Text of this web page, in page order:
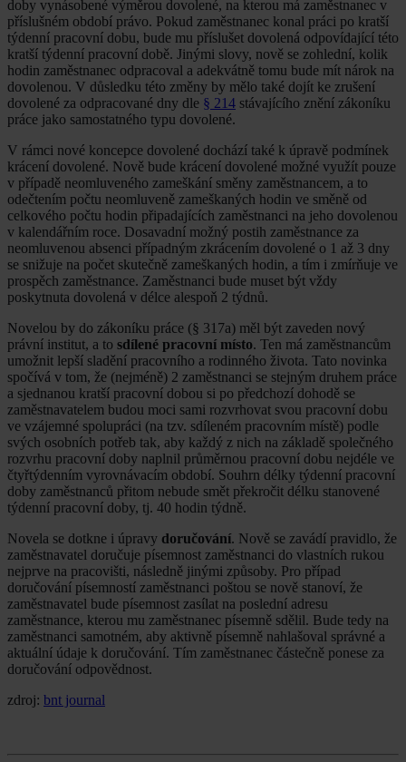
doby vynásobené výměrou dovolené, na kterou má zaměstnanec v
příslušném období právo. Pokud zaměstnanec konal práci po kratší
týdenní pracovní dobu, bude mu příslušet dovolená odpovídající této
kratší týdenní pracovní době. Jinými slovy, nově se zohlední, kolik
hodin zaměstnanec odpracoval a adekvátně tomu bude mít nárok na
dovolenou. V důsledku této změny by mělo také dojít ke zrušení
dovolené za odpracované dny dle § 214 stávajícího znění zákoníku
práce jako samostatného typu dovolené.
V rámci nové koncepce dovolené dochází také k úpravě podmínek
krácení dovolené. Nově bude krácení dovolené možné využít pouze
v případě neomluveného zameškání směny zaměstnancem, a to
odečtením počtu neomluveně zameškaných hodin ve směně od
celkového počtu hodin připadajících zaměstnanci na jeho dovolenou
v kalendářním roce. Dosavadní možný postih zaměstnance za
neomluvenou absenci případným zkrácením dovolené o 1 až 3 dny
se snižuje na počet skutečně zameškaných hodin, a tím i zmírňuje ve
prospěch zaměstnance. Zaměstnanci bude muset být vždy
poskytnuta dovolená v délce alespoň 2 týdnů.
Novelou by do zákoníku práce (§ 317a) měl být zaveden nový
právní institut, a to sdílené pracovní místo. Ten má zaměstnancům
umožnit lepší sladění pracovního a rodinného života. Tato novinka
spočívá v tom, že (nejméně) 2 zaměstnanci se stejným druhem práce
a sjednanou kratší pracovní dobou si po předchozí dohodě se
zaměstnavatelem budou moci sami rozvrhovat svou pracovní dobu
ve vzájemné spolupráci (na tzv. sdíleném pracovním místě) podle
svých osobních potřeb tak, aby každý z nich na základě společného
rozvrhu pracovní doby naplnil průměrnou pracovní dobu nejdéle ve
čtyřtýdenním vyrovnávacím období. Souhrn délky týdenní pracovní
doby zaměstnanců přitom nebude smět překročit délku stanovené
týdenní pracovní doby, tj. 40 hodin týdně.
Novela se dotkne i úpravy doručování. Nově se zavádí pravidlo, že
zaměstnavatel doručuje písemnost zaměstnanci do vlastních rukou
nejprve na pracovišti, následně jinými způsoby. Pro případ
doručování písemností zaměstnanci poštou se nově stanoví, že
zaměstnavatel bude písemnost zasílat na poslední adresu
zaměstnance, kterou mu zaměstnanec písemně sdělil. Bude tedy na
zaměstnanci samotném, aby aktivně písemně nahlašoval správné a
aktuální údaje k doručování. Tím zaměstnanec částečně ponese za
doručování odpovědnost.
zdroj: bnt journal